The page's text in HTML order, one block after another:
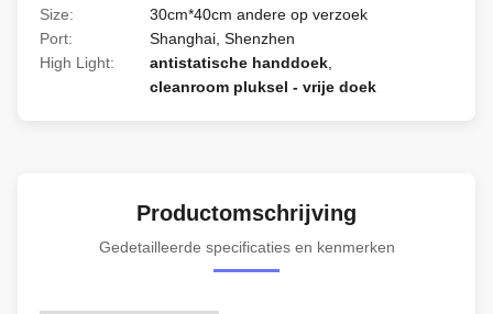
Size:
30cm*40cm andere op verzoek
Port:
Shanghai, Shenzhen
High Light:
antistatische handdoek
cleanroom pluksel - vrije doek
Productomschrijving
Gedetailleerde specificaties en kenmerken